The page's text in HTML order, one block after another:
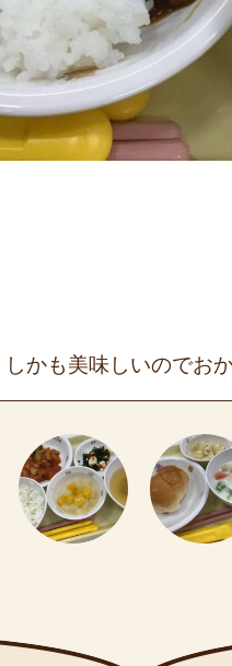
かも美味しいのでお